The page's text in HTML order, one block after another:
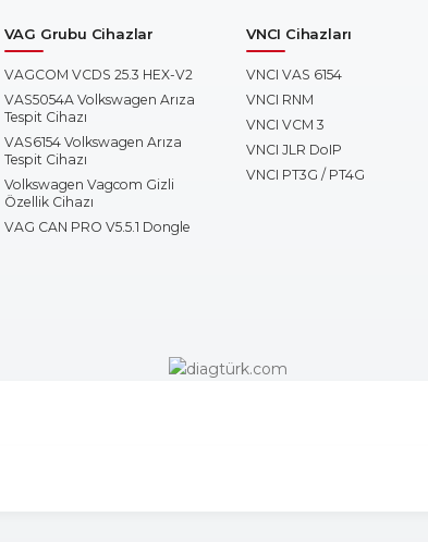
VAG Grubu Cihazlar
VAGCOM VCDS 25.3 HEX-V2
VAS5054A Volkswagen Arıza
Tespit Cihazı
VAS6154 Volkswagen Arıza
Tespit Cihazı
Volkswagen Vagcom Gizli
Özellik Cihazı
VAG CAN PRO V5.5.1 Dongle
VNCI Cihazları
VNCI VAS 6154
VNCI RNM
VNCI VCM 3
VNCI JLR DoIP
VNCI PT3G / PT4G